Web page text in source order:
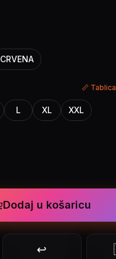
CRVENA
📏
L XL XXL
Dodaj u košaricu
↩️